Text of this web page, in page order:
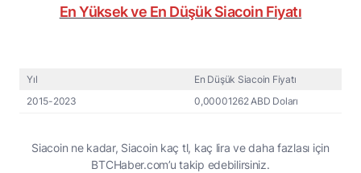
En Yüksek ve En Düşük Siacoin Fiyatı
Yıl
En Düşük Siacoin Fiyatı
2015-2023
0,00001262 ABD Doları
Siacoin ne kadar, Siacoin kaç tl, kaç lira ve daha fazlası için
BTCHaber.com’u takip edebilirsiniz.